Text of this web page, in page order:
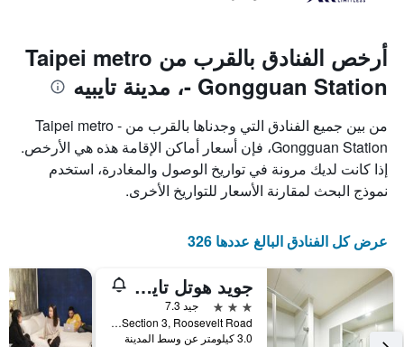
أرخص الفنادق بالقرب من Taipei metro
- Gongguan Station، مدينة تايبيه
من بين جميع الفنادق التي وجدناها بالقرب من Taipei metro -
Gongguan Station، فإن أسعار أماكن الإقامة هذه هي الأرخص.
إذا كانت لديك مرونة في تواريخ الوصول والمغادرة، استخدم
نموذج البحث لمقارنة الأسعار للتواريخ الأخرى.
عرض كل الفنادق البالغ عددها 326
جويد هوتل تايباي نتو
3 نجوم
جيد 7.3
No. 98, Section 3, Roosevelt Road, مدينة تايبيه, تايوان
3.0 كيلومتر عن وسط المدينة